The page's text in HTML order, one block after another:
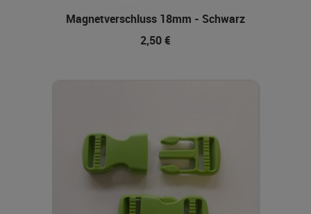
Magnetverschluss 18mm - Schwarz
2,50 €